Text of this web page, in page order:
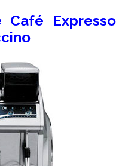
Café Expresso